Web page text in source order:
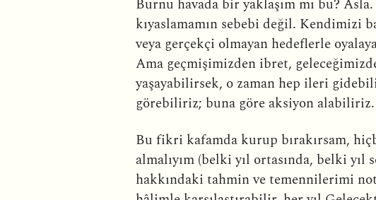
Burnu havada bir yaklaşım mı bu?
kıyaslamamın sebebi değil. Kendimizi
veya gerçekçi olmayan hedeflerle
Ama geçmişimizden ibret,
yaşayabilirsek, o zaman hep ileri
görebiliriz; buna göre aksiyon alabiliriz.
Bu fikri kafamda kurup bırakırsam,
almalıyım (belki yıl ortasında, belki
hakkındaki tahmin ve temennilerimi not